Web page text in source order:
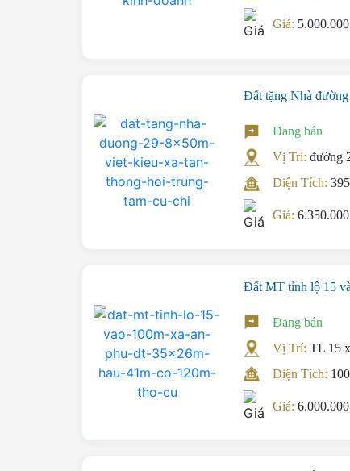
Giá:
Đất tặng Nhà
Đang bán
Vị Trí:đường
Diện Tích:
Giá:
Đất MT tỉnh lộ 15
Đang bán
Vị Trí:TL 15
Diện Tích:
Giá: